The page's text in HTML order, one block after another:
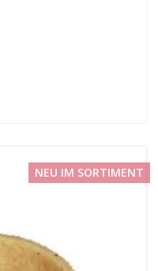
NEU IM SORTIMENT